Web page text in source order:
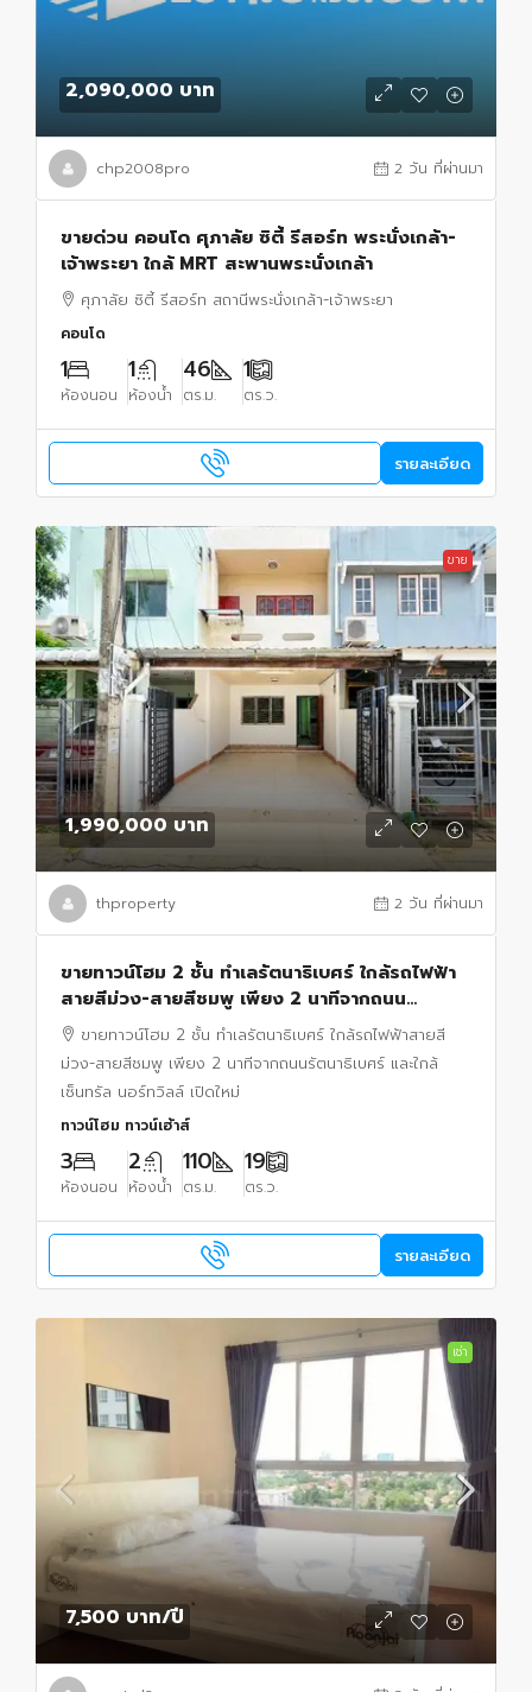
2,090,000 บาท
chp2008pro 2 วัน ที่ผ่านมา
ขายด่วน คอนโด ศุภาลัย ซิตี้ รีสอร์ท พระนั่งเกล้า-
เจ้าพระยา ใกล้ MRT สะพานพระนั่งเกล้า
ศุภาลัย ซิตี้ รีสอร์ท สถานีพระนั่งเกล้า-เจ้าพระยา
คอนโด
1
ห้องนอน
1
ห้องน้ำ
46
ตร.ม.
1
ตร.ว.
รายละเอียด
ขาย
1,990,000 บาท
thproperty 2 วัน ที่ผ่านมา
ขายทาวน์โฮม 2 ชั้น ทำเลรัตนาธิเบศร์ ใกล้รถไฟฟ้า
สายสีม่วง-สายสีชมพู เพียง 2 นาทีจากถนน
รัตนาธิเบศร์ และใกล้เซ็นทรัล นอร์ทวิลล์ เปิดใหม่
ขายทาวน์โฮม 2 ชั้น ทำเลรัตนาธิเบศร์ ใกล้รถไฟฟ้าสายสี
ม่วง-สายสีชมพู เพียง 2 นาทีจากถนนรัตนาธิเบศร์ และใกล้
เซ็นทรัล นอร์ทวิลล์ เปิดใหม่
ทาวน์โฮม ทาวน์เฮ้าส์
3
ห้องนอน
2
ห้องน้ำ
110
ตร.ม.
19
ตร.ว.
รายละเอียด
เช่า
7,500 บาท/ปี